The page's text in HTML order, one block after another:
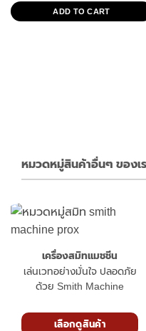
฿
14,900.00 Original
price
฿ 9,999.00
price
เครื่องสมิทแมชชีน
เล่นเวทอย่างมั่นใจ ปลอดภัย